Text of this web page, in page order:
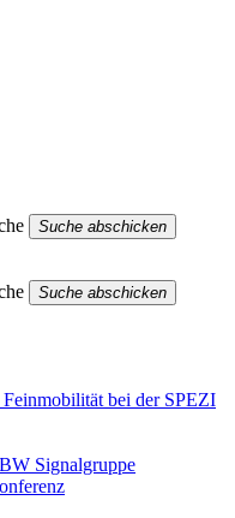
Suche abschicken
Suche abschicken
Feinmobilität bei der SPEZI
Signalgruppe